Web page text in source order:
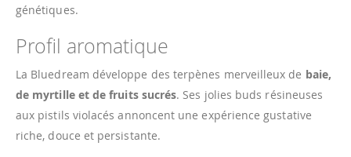
génétiques.
Profil aromatique
La Bluedream développe des terpènes merveilleux de baie,
de myrtille et de fruits sucrés. Ses jolies buds résineuses
aux pistils violacés annoncent une expérience gustative
riche, douce et persistante.